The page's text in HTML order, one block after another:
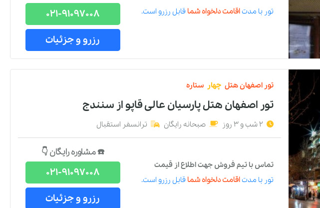
تور با مدتاقامت دلخواه شما قابل رزرو است.
021-91097008
رزرو و جزئیات
تور اصفهانهتل چهار ستاره
تور اصفهان هتل پارسیان عالی قاپو از سنندج
2 شب و 3 روز صبحانه رایگان ترانسفر استقبال
تماس با تیم فروش جهت اطلاع از قیمت
تور با مدتاقامت دلخواه شما قابل رزرو است.
☎️ مشاوره رایگان 👇
021-91097008
رزرو و جزئیات